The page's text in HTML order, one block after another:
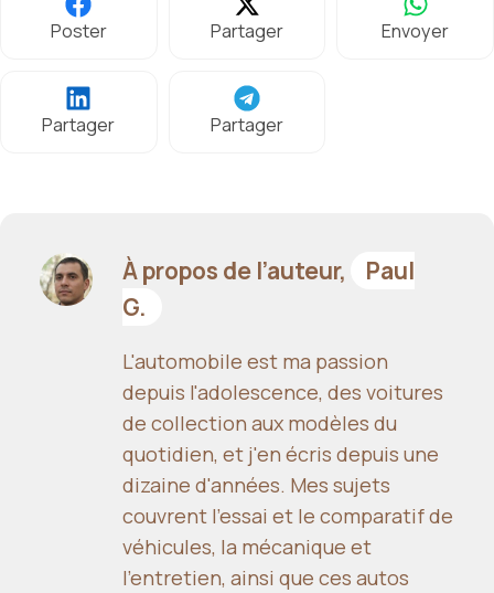
Poster Partager Envoyer
Partager Partager
À propos de l’auteur,
Paul
G.
L'automobile est ma passion
depuis l'adolescence, des voitures
de collection aux modèles du
quotidien, et j'en écris depuis une
dizaine d'années. Mes sujets
couvrent l'essai et le comparatif de
véhicules, la mécanique et
l'entretien, ainsi que ces autos